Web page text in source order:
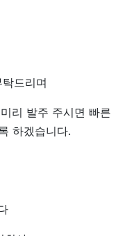
드리며
리 발주 주시면 빠른
하겠습니다.